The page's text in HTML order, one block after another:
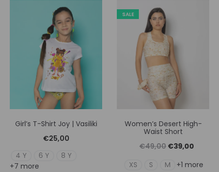
Girl’s T-Shirt Joy | Vasiliki
€25,00
4 Y
6 Y
8 Y
+7 more
SALE
Women’s Desert High-
Waist Short
€49,00 Original
price
€39,00
XS S M +1 more